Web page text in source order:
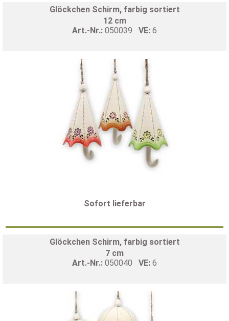
Glöckchen Schirm, farbig sortiert
12 cm
Art.-Nr.: 050039 VE: 6
Sofort lieferbar
Glöckchen Schirm, farbig sortiert
7 cm
Art.-Nr.: 050040 VE: 6